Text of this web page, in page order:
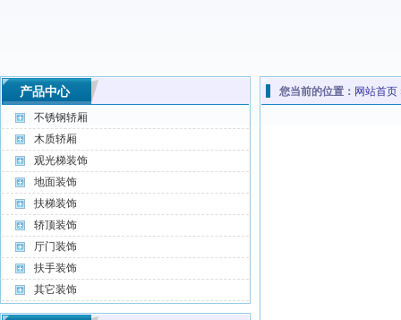
产品中心
不锈钢轿厢
木质轿厢
观光梯装饰
地面装饰
扶梯装饰
轿顶装饰
厅门装饰
扶手装饰
其它装饰
您当前的位置： 网站首页